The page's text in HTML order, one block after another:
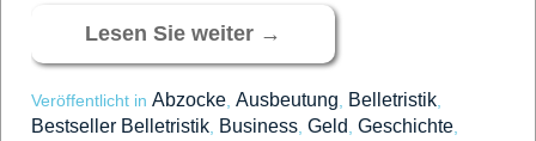
Lesen Sie weiter →
Veröffentlicht in Abzocke Ausbeutung Belletristik
Bestseller Belletristik Business Geld Geschichte